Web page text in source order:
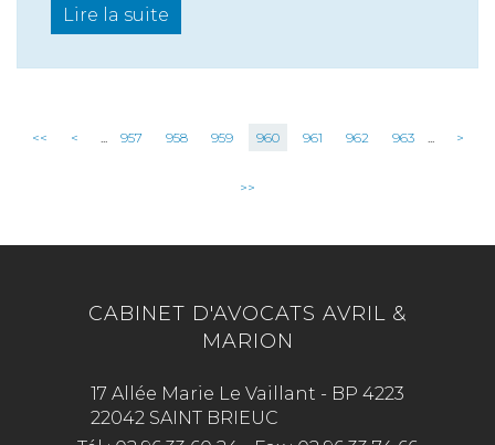
Lire la suite
<< < ... 957 958 959 960 961 962 963 ... >
>>
CABINET D'AVOCATS AVRIL &
MARION
17 Allée Marie Le Vaillant - BP 4223
22042 SAINT BRIEUC